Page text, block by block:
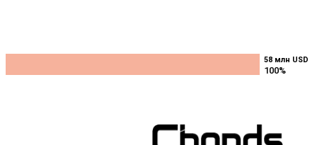
58 млн USD
100%
58 млн USD
100%